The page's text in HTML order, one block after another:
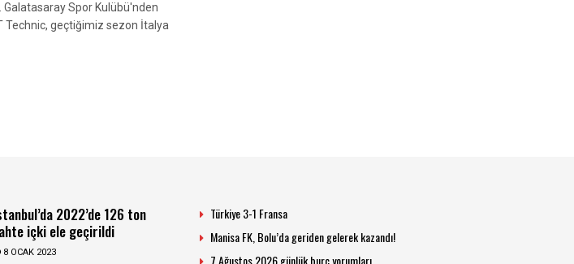
Spor Kulübü'nden
Technic, geçtiğimiz sezon İtalya
2022’de 126 ton
içki ele geçirildi
8 OCAK 2023
Türkiye 3-1 Fransa
Manisa FK, Bolu’da geriden gelerek kazandı!
7 Ağustos 2026 günlük burç yorumları